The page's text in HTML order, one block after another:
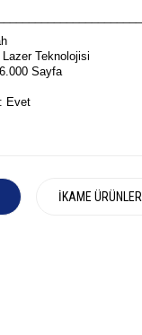
Teknolojisi
Sayfa
Evet
İKAME ÜRÜNLER